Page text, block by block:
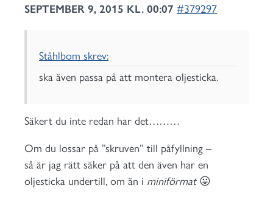
SEPTEMBER 9, 2015 KL. 00:07 #379297
Ståhlbom skrev:
ska även passa på att montera oljesticka.
Säkert du inte redan har det………
Om du lossar på ”skruven” till påfyllning –
så är jag rätt säker på att den även har en
oljesticka undertill, om än i miniförmat😛